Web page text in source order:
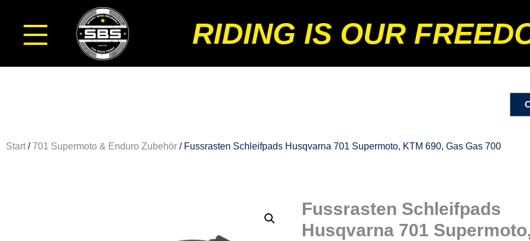
RIDING IS OUR
Start/ 701 Supermoto & Enduro Zubehör / Fussrasten Schleifpads Husqvarna 701 Supermoto, KTM 690, Gas Gas 700
Fussrasten Schleifpads
Husqvarna 701